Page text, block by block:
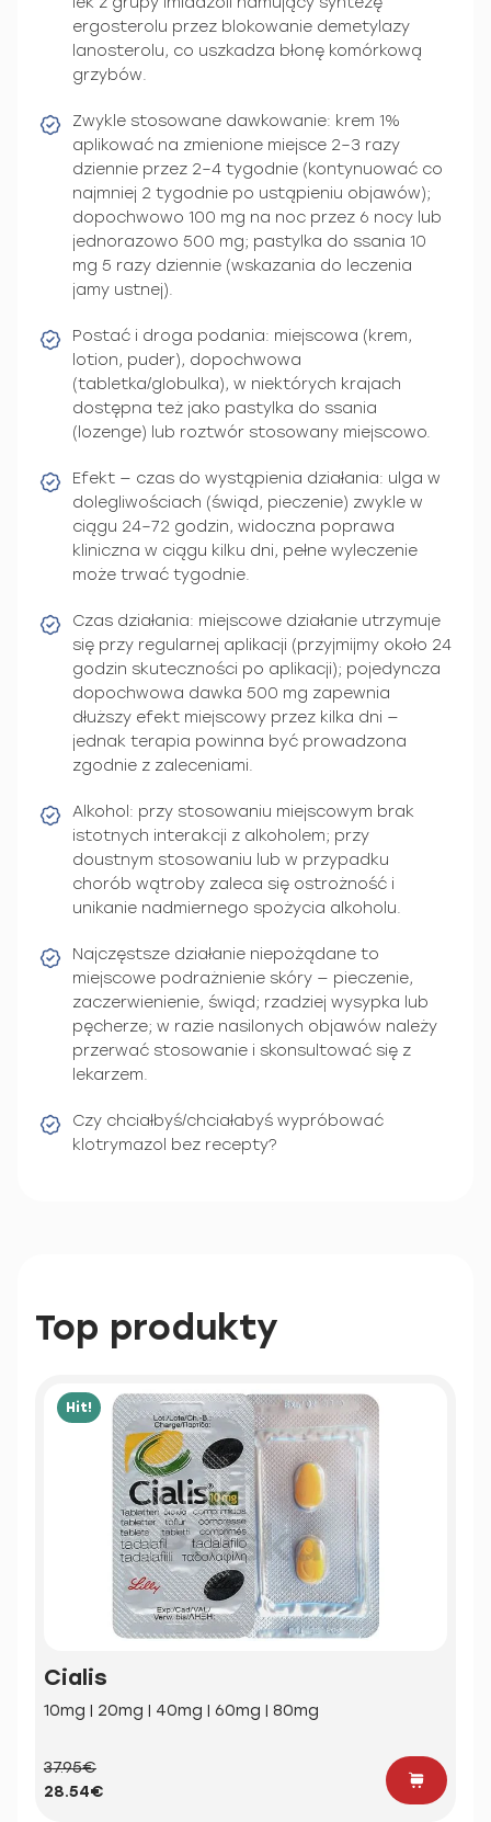
ergosterolu przez blokowanie demetylazy
lanosterolu, co uszkadza błonę komórkową
grzybów.
Zwykle stosowane dawkowanie: krem 1%
aplikować na zmienione miejsce 2–3 razy
dziennie przez 2–4 tygodnie (kontynuować co
najmniej 2 tygodnie po ustąpieniu objawów);
dopochwowo 100 mg na noc przez 6 nocy lub
jednorazowo 500 mg; pastylka do ssania 10
mg 5 razy dziennie (wskazania do leczenia
jamy ustnej).
Postać i droga podania: miejscowa (krem,
lotion, puder), dopochwowa
(tabletka/globulka), w niektórych krajach
dostępna też jako pastylka do ssania
(lozenge) lub roztwór stosowany miejscowo.
Efekt — czas do wystąpienia działania: ulga w
dolegliwościach (świąd, pieczenie) zwykle w
ciągu 24–72 godzin, widoczna poprawa
kliniczna w ciągu kilku dni, pełne wyleczenie
może trwać tygodnie.
Czas działania: miejscowe działanie utrzymuje
się przy regularnej aplikacji (przyjmijmy około 24
godzin skuteczności po aplikacji); pojedyncza
dopochwowa dawka 500 mg zapewnia
dłuższy efekt miejscowy przez kilka dni —
jednak terapia powinna być prowadzona
zgodnie z zaleceniami.
Alkohol: przy stosowaniu miejscowym brak
istotnych interakcji z alkoholem; przy
doustnym stosowaniu lub w przypadku
chorób wątroby zaleca się ostrożność i
unikanie nadmiernego spożycia alkoholu.
Najczęstsze działanie niepożądane to
miejscowe podrażnienie skóry — pieczenie,
zaczerwienienie, świąd; rzadziej wysypka lub
pęcherze; w razie nasilonych objawów należy
przerwać stosowanie i skonsultować się z
lekarzem.
Czy chciałbyś/chciałabyś wypróbować
klotrymazol bez recepty?
Top produkty
Hit!
Cialis
10mg | 20mg | 40mg | 60mg | 80mg
37.95€
28.54€